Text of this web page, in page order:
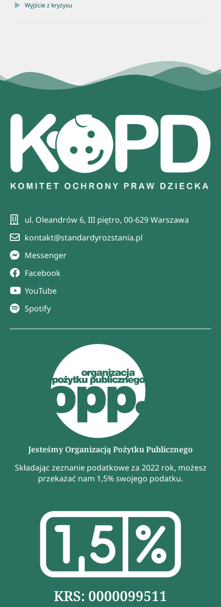
Wyjście z kryzysu
ul. Oleandrów 6, III piętro, 00-629 Warszawa
kontakt@standardyrozstania.pl
Messenger
Facebook
YouTube
Spotify
Jesteśmy Organizacją Pożytku Publicznego
Składając zeznanie podatkowe za 2022 rok, możesz
przekazać nam 1,5% swojego podatku.
KRS: 0000099511